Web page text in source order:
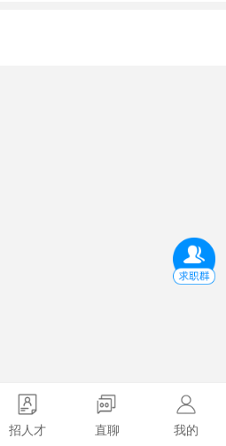
招人才 直聊 我的